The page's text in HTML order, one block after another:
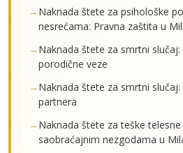
Naknada štete za psihološke
nesrećama: Pravna zaštita u
Naknada štete za smrtni
porodične veze
Naknada štete za smrtni
partnera
Naknada štete za teške
saobraćajnim nezgodama u